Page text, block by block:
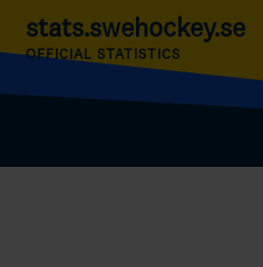
stats.swehockey.se
OFFICIAL STATISTICS